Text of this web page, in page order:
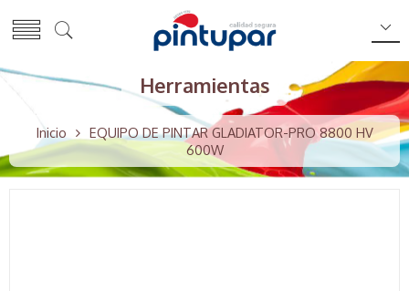
Herramientas
Inicio
EQUIPO DE PINTAR GLADIATOR-PRO 8800 HV
600W